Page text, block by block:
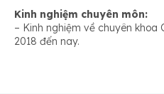
Kinh nghiệm chuyên môn:
– Kinh nghiệm về chuyên khoa
2018 đến nay.